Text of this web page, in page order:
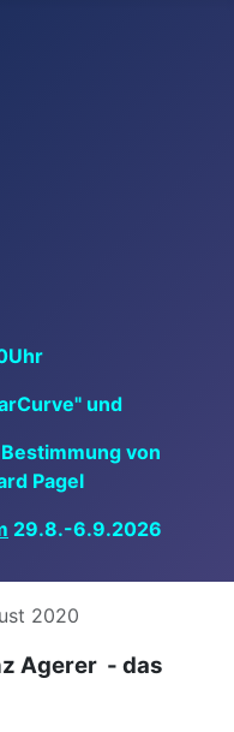
und
von
Pagel
29.8.-6.9.2026
2020
Agerer - das